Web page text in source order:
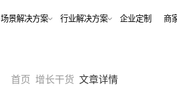
产品与场景解决方案 行业解决方案
金融/财经行业
首页 增长干货 文章详情